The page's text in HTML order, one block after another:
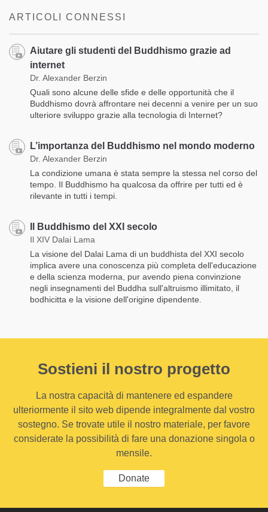
ARTICOLI CONNESSI
Aiutare gli studenti del Buddhismo grazie ad
internet
Dr. Alexander Berzin
Quali sono alcune delle sfide e delle opportunità che il
Buddhismo dovrà affrontare nei decenni a venire per un suo
ulteriore sviluppo grazie alla tecnologia di Internet?
L’importanza del Buddhismo nel mondo moderno
Dr. Alexander Berzin
La condizione umana è stata sempre la stessa nel corso del
tempo. Il Buddhismo ha qualcosa da offrire per tutti ed è
rilevante in tutti i tempi.
Il Buddhismo del XXI secolo
Il XIV Dalai Lama
La visione del Dalai Lama di un buddhista del XXI secolo
implica avere una conoscenza più completa dell'educazione
e della scienza moderna, pur avendo piena convinzione
negli insegnamenti del Buddha sull'altruismo illimitato, il
bodhicitta e la visione dell'origine dipendente.
Sostieni il nostro progetto
La nostra capacità di mantenere ed espandere
ulteriormente il sito web dipende integralmente dal vostro
sostegno. Se trovate utile il nostro materiale, per favore
considerate la possibilità di fare una donazione singola o
mensile.
Donate